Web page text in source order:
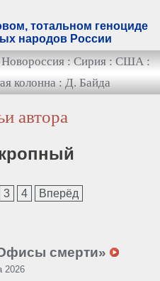
тотальном геноциде
народов России
Новороссия : Сирия : США :
колонна : Д. Байда
автора
3 4 Вперёд
смерти»
2026